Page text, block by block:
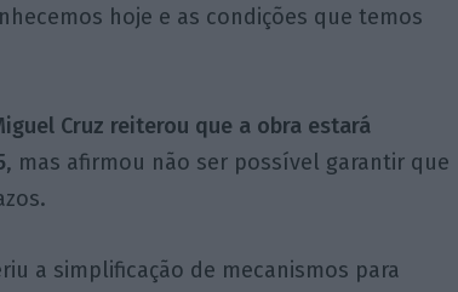
hoje e as condições que temos
Cruz reiterou que a obra estará
, mas afirmou não ser possível garantir que
a simplificação de mecanismos para